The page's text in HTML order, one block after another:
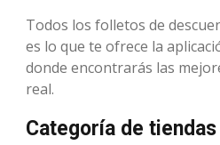
Todos los folletos de
es lo que te ofrece la
donde encontrarás las
real.
Categoría de